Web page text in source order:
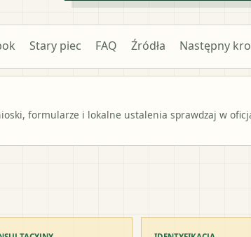
Stary piec FAQ Źródła Następny
formularze i lokalne ustalenia sprawdzaj w